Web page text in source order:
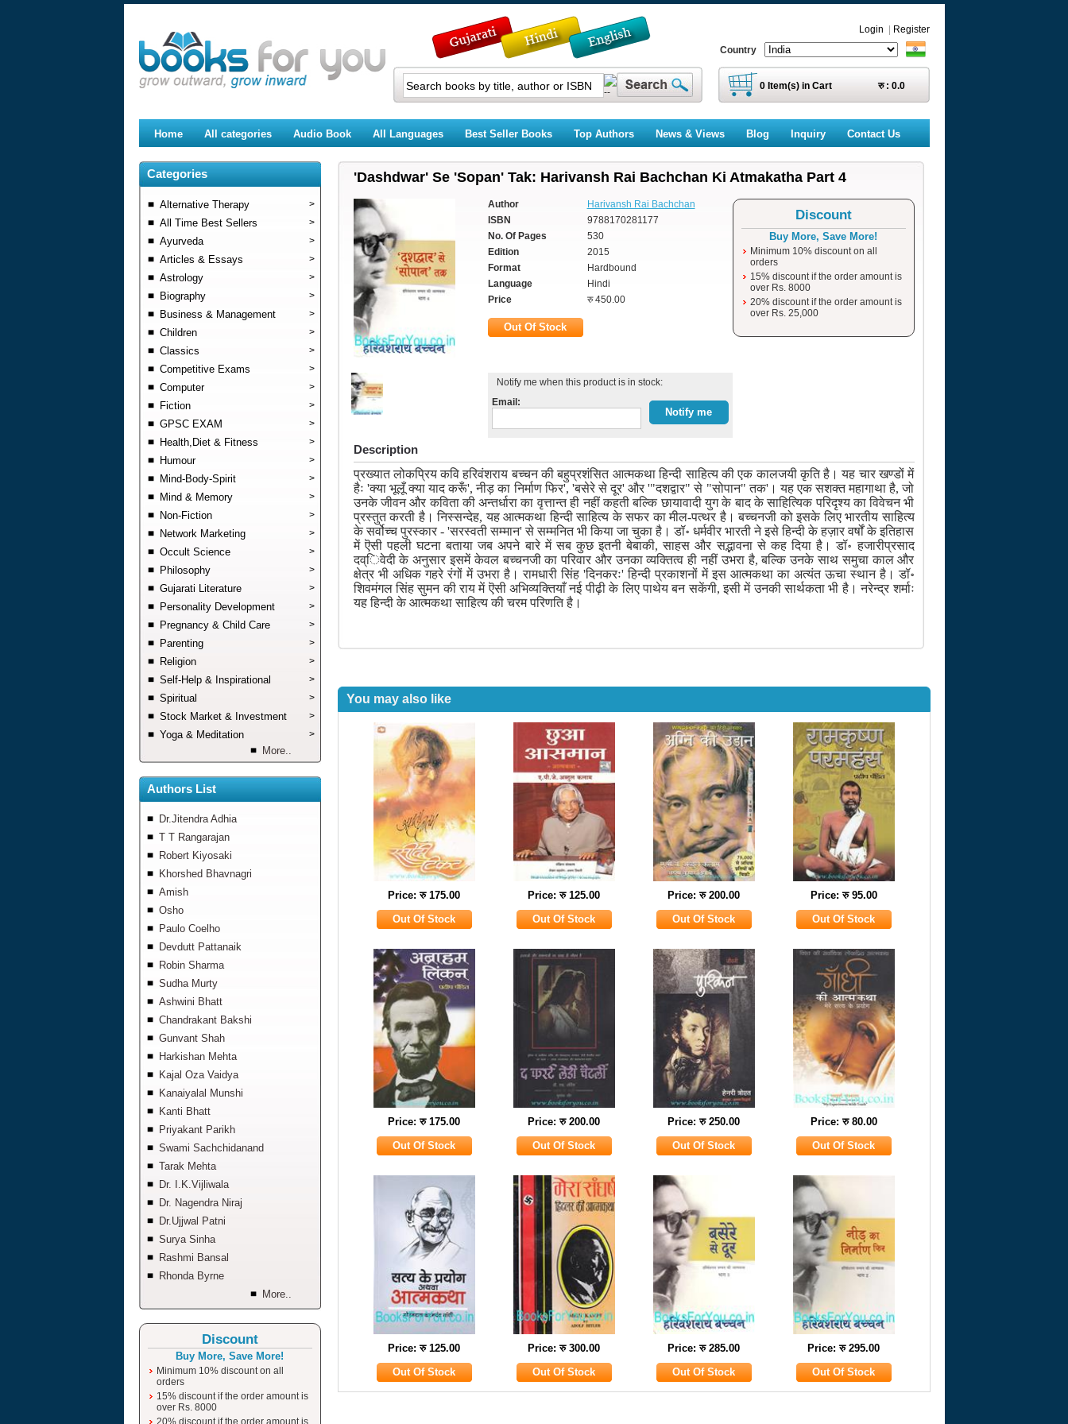
Login
Register
Country
0Item(s) in Cart रु : 0.0
Home All categories Audio Book All Languages Best Seller Books Top Authors News & Views Blog Inquiry Contact Us
Categories
Alternative Therapy >
All Time Best Sellers >
Ayurveda >
Articles & Essays >
Astrology >
Biography >
Business & Management >
Children >
Classics >
Competitive Exams >
Computer >
Fiction >
GPSC EXAM >
Health,Diet & Fitness >
Humour >
Mind-Body-Spirit >
Mind & Memory >
Non-Fiction >
Network Marketing >
Occult Science >
Philosophy >
Gujarati Literature >
Personality Development >
Pregnancy & Child Care >
Parenting >
Religion >
Self-Help & Inspirational >
Spiritual >
Stock Market & Investment >
Yoga & Meditation >
More..
Authors List
Dr.Jitendra Adhia
T T Rangarajan
Robert Kiyosaki
Khorshed Bhavnagri
Amish
Osho
Paulo Coelho
Devdutt Pattanaik
Robin Sharma
Sudha Murty
Ashwini Bhatt
Chandrakant Bakshi
Gunvant Shah
Harkishan Mehta
Kajal Oza Vaidya
Kanaiyalal Munshi
Kanti Bhatt
Priyakant Parikh
Swami Sachchidanand
Tarak Mehta
Dr. I.K.Vijliwala
Dr. Nagendra Niraj
Dr.Ujjwal Patni
Surya Sinha
Rashmi Bansal
Rhonda Byrne
More..
Discount
Buy More, Save More!
Minimum 10% discount on all
orders
15% discount if the order amount is
over Rs. 8000
20% discount if the order amount is
'Dashdwar' Se 'Sopan' Tak: Harivansh Rai Bachchan Ki Atmakatha Part 4
Author
Harivansh Rai Bachchan
ISBN
9788170281177
No. Of Pages
530
Edition
2015
Format
Hardbound
Language
Hindi
Price
रु 450.00
Discount
Buy More, Save More!
Minimum 10% discount on all
orders
15% discount if the order amount is
over Rs. 8000
20% discount if the order amount is
over Rs. 25,000
Notify me when this product is in stock:
Email:
Description
प्रख्यात लोकप्रिय कवि हरिवंशराय बच्चन की बहुप्रशंसित आत्मकथा हिन्दी साहित्य की एक कालजयी कृति है। यह चार खण्डों में
हैः 'क्या भूलूँ क्या याद करूँ', नीड़ का निर्माण फिर', 'बसेरे से दूर' और '"दशद्वार" से "सोपान" तक'। यह एक सशक्त महागाथा है, जो
उनके जीवन और कविता की अन्तर्धारा का वृत्तान्त ही नहीं कहती बल्कि छायावादी युग के बाद के साहित्यिक परिदृश्य का विवेचन भी
प्रस्तुत करती है। निस्सन्देह, यह आत्मकथा हिन्दी साहित्य के सफर का मील-पत्थर है। बच्चनजी को इसके लिए भारतीय साहित्य
के सर्वोच्च पुरस्कार - 'सरस्वती सम्मान' से सम्मनित भी किया जा चुका है। डॉ॰ धर्मवीर भारती ने इसे हिन्दी के हज़ार वर्षों के इतिहास
में ऎसी पहली घटना बताया जब अपने बारे में सब कुछ इतनी बेबाकी, साहस और सद्भावना से कह दिया है। डॉ॰ हजारीप्रसाद
दव्िवेदी के अनुसार इसमें केवल बच्चनजी का परिवार और उनका व्यक्तित्व ही नहीं उभरा है, बल्कि उनके साथ समुचा काल और
क्षेत्र भी अधिक गहरे रंगों में उभरा है। रामधारी सिंह 'दिनकरः' हिन्दी प्रकाशनों में इस आत्मकथा का अत्यंत ऊचा स्थान है। डॉ॰
शिवमंगल सिंह सुमन की राय में ऎसी अभिव्यक्तियाँ नई पीढ़ी के लिए पाथेय बन सकेंगी, इसी में उनकी सार्थकता भी है। नरेन्द्र शर्माः
यह हिन्दी के आत्मकथा साहित्य की चरम परिणति है।
You may also like
Price: रु 175.00 Price: रु 125.00 Price: रु 200.00 Price: रु 95.00
Price: रु 175.00 Price: रु 200.00 Price: रु 250.00 Price: रु 80.00
Price: रु 125.00 Price: रु 300.00 Price: रु 285.00 Price: रु 295.00